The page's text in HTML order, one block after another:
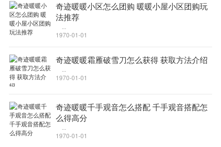
奇迹暖暖小区怎么团购 暖暖小屋小区团购玩
法推荐
1970-01-01
奇迹暖暖霜雁破雪刀怎么获得 获取方法介绍
1970-01-01
奇迹暖暖千手观音怎么搭配 千手观音搭配怎
么得高分
1970-01-01